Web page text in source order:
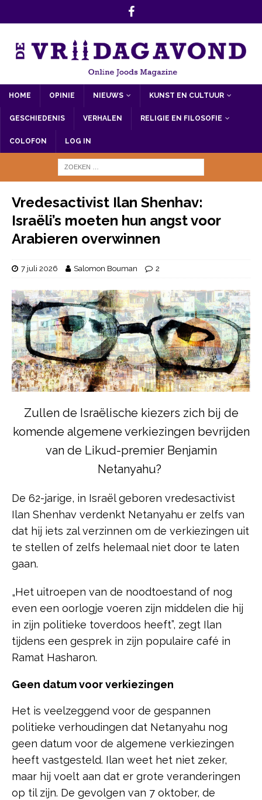
HOME OPINIE NIEUWS KUNST EN CULTUUR
GESCHIEDENIS VERHALEN RELIGIE EN FILOSOFIE
COLOFON LOG IN
Vredesactivist Ilan Shenhav:
Israëli’s moeten hun angst voor
Arabieren overwinnen
7 juli 2026 Salomon Bouman 2
Zullen de Israëlische kiezers zich bij de
komende algemene verkiezingen bevrijden
van de Likud-premier Benjamin
Netanyahu?
De 62-jarige, in Israël geboren vredesactivist
Ilan Shenhav verdenkt Netanyahu er zelfs van
dat hij iets zal verzinnen om de verkiezingen uit
te stellen of zelfs helemaal niet door te laten
gaan.
„Het uitroepen van de noodtoestand of nog
even een oorlogje voeren zijn middelen die hij
in zijn politieke toverdoos heeft”, zegt Ilan
tijdens een gesprek in zijn populaire café in
Ramat Hasharon.
Geen datum voor verkiezingen
Het is veelzeggend voor de gespannen
politieke verhoudingen dat Netanyahu nog
geen datum voor de algemene verkiezingen
heeft vastgesteld. Ilan weet het niet zeker,
maar hij voelt aan dat er grote veranderingen
op til zijn. De gevolgen van 7 oktober, de